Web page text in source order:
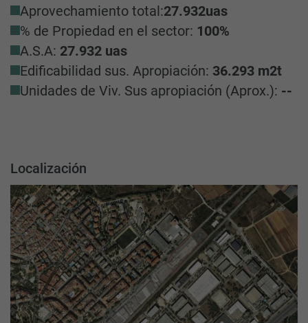
Aprovechamiento total:27.932uas
% de Propiedad en el sector: 100%
A.S.A: 27.932 uas
Edificabilidad sus. Apropiación: 36.293 m2t
Unidades de Viv. Sus apropiación (Aprox.): --
Localización